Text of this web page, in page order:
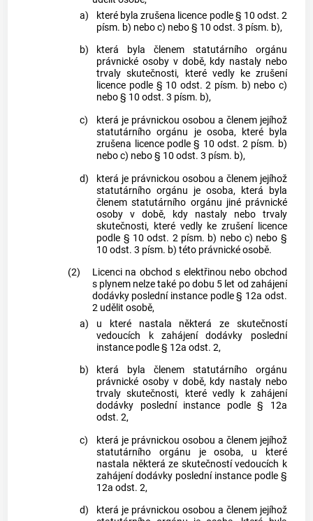
a)
které byla zrušena licence podle § 10 odst. 2
písm. b) nebo c) nebo § 10 odst. 3 písm. b),
b)
která byla členem statutárního orgánu
právnické osoby v době, kdy nastaly nebo
trvaly skutečnosti, které vedly ke zrušení
licence podle § 10 odst. 2 písm. b) nebo c)
nebo § 10 odst. 3 písm. b),
c)
která je právnickou osobou a členem jejíhož
statutárního orgánu je osoba, které byla
zrušena licence podle § 10 odst. 2 písm. b)
nebo c) nebo § 10 odst. 3 písm. b),
d)
která je právnickou osobou a členem jejíhož
statutárního orgánu je osoba, která byla
členem statutárního orgánu jiné právnické
osoby v době, kdy nastaly nebo trvaly
skutečnosti, které vedly ke zrušení licence
podle § 10 odst. 2 písm. b) nebo c) nebo §
10 odst. 3 písm. b) této právnické osobě.
(2)
Licenci na obchod s elektřinou nebo obchod
s plynem nelze také po dobu 5 let od zahájení
dodávky poslední instance podle § 12a odst.
2 udělit osobě,
a)
u které nastala některá ze skutečností
vedoucích k zahájení dodávky poslední
instance podle § 12a odst. 2,
b)
která byla členem statutárního orgánu
právnické osoby v době, kdy nastaly nebo
trvaly skutečnosti, které vedly k zahájení
dodávky poslední instance podle § 12a
odst. 2,
c)
která je právnickou osobou a členem jejíhož
statutárního orgánu je osoba, u které
nastala některá ze skutečností vedoucích k
zahájení dodávky poslední instance podle §
12a odst. 2,
d)
která je právnickou osobou a členem jejíhož